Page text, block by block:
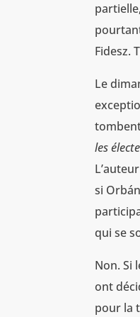
Fidesz.
Le
les
si
qui se
Non. Si
ont
pour la